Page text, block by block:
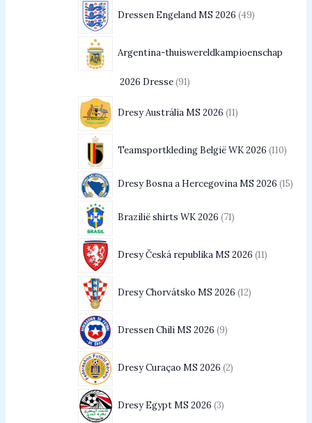
Dressen Engeland MS 2026 49
Argentina-thuiswereldkampioenschap
2026 Dresse 91
Dresy Austrália MS 2026 11
Teamsportkleding België WK 2026 110
Dresy Bosna a Hercegovina MS 2026 15
Brazilië shirts WK 2026 71
Dresy Česká republika MS 2026 11
Dresy Chorvátsko MS 2026 12
Dressen Chili MS 2026 9
Dresy Curaçao MS 2026 2
Dresy Egypt MS 2026 3